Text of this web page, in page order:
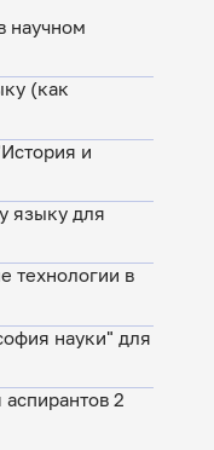
научном
(как
и
языку для
технологии в
науки" для
2